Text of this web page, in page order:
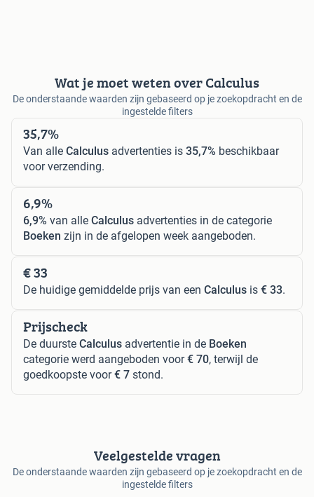
Wat je moet weten over Calculus
De onderstaande waarden zijn gebaseerd op je zoekopdracht en de
ingestelde filters
35,7%
Van alle Calculus advertenties is 35,7% beschikbaar
voor verzending.
6,9%
6,9% van alle Calculus advertenties in de categorie
Boeken zijn in de afgelopen week aangeboden.
€ 33
De huidige gemiddelde prijs van een Calculus is € 33.
Prijscheck
De duurste Calculus advertentie in de Boeken
categorie werd aangeboden voor€ 70, terwijl de
goedkoopste voor€ 7 stond.
Veelgestelde vragen
De onderstaande waarden zijn gebaseerd op je zoekopdracht en de
ingestelde filters